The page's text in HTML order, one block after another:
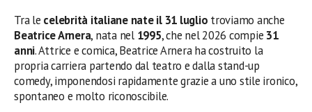
Tra le celebrità italiane nate il 31 luglio troviamo anche
Beatrice Arnera, nata nel 1995, che nel 2026 compie 31
anni. Attrice e comica, Beatrice Arnera ha costruito la
propria carriera partendo dal teatro e dalla stand-up
comedy, imponendosi rapidamente grazie a uno stile ironico,
spontaneo e molto riconoscibile.